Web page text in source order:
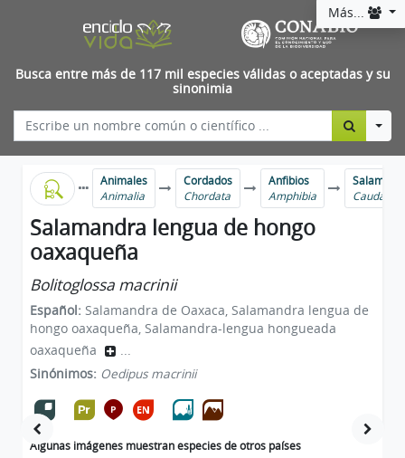
Más...
Busca entre más de 117 mil especies válidas o aceptadas y su
sinonimia
Animales
Animalia
Cordados
Chordata
Anfibios
Amphibia
Caudata
Salamandra lengua de hongo
oaxaqueña
Bolitoglossa macrinii
Español: Salamandra de Oaxaca, Salamandra lengua de
hongo oaxaqueña, Salamandra-lengua hongueada
oaxaqueña
...
Sinónimos: Oedipus macrinii
Algunas imágenes muestran especies de otros países